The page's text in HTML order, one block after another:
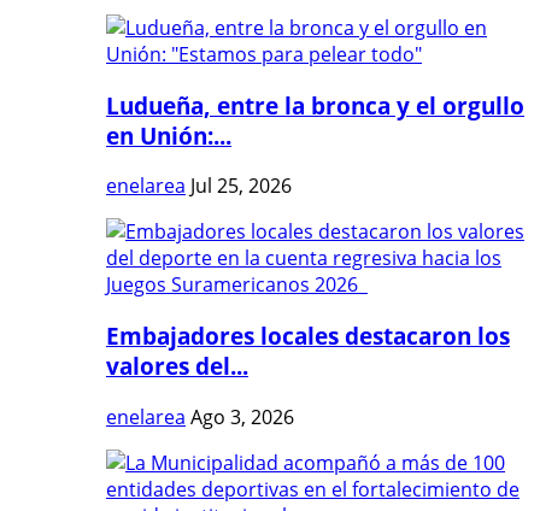
Ludueña, entre la bronca y el orgullo
en Unión:...
enelarea Jul 25, 2026
Embajadores locales destacaron los
valores del...
enelarea Ago 3, 2026